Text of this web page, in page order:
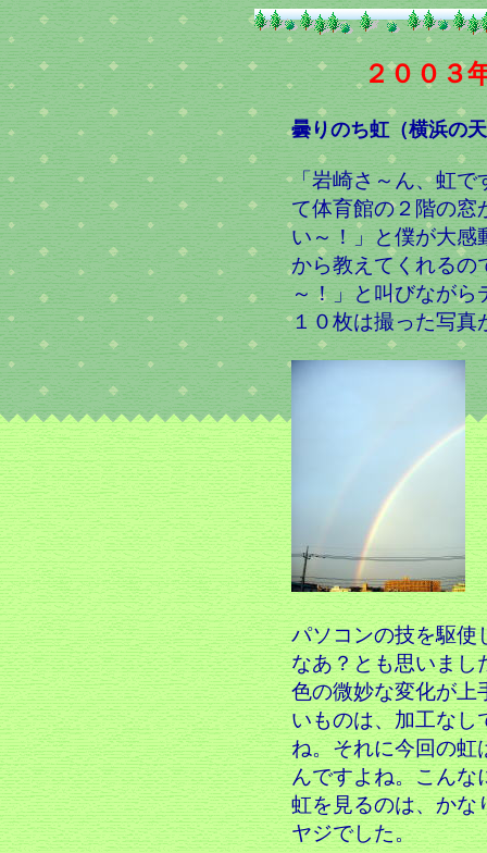
２００３
曇りのち虹（横浜の
「岩崎さ～ん、虹で
て体育館の２階の窓
い～！」と僕が大感
から教えてくれるの
～！」と叫びなが
１０枚は撮った写真
パソコンの技を駆使
なあ？とも思いまし
色の微妙な変化が上
いものは、加工なし
ね。それに今回の虹
んですよね。こんな
虹を見るのは、かな
ヤジでした。